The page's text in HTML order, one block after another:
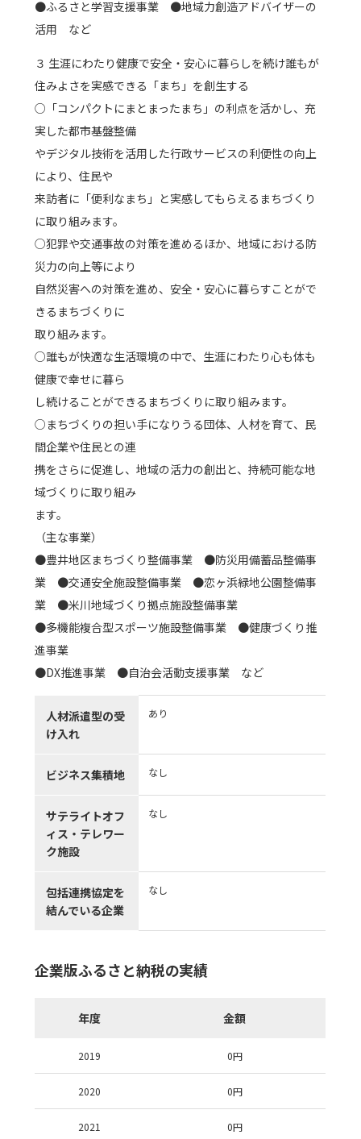
●ふるさと学習支援事業 ●地域力創造アドバイザーの
活用 など
３ 生涯にわたり健康で安全・安心に暮らしを続け誰もが
住みよさを実感できる「まち」を創生する
○「コンパクトにまとまったまち」の利点を活かし、充
実した都市基盤整備
やデジタル技術を活用した行政サービスの利便性の向上
により、住民や
来訪者に「便利なまち」と実感してもらえるまちづくり
に取り組みます。
○犯罪や交通事故の対策を進めるほか、地域における防
災力の向上等により
自然災害への対策を進め、安全・安心に暮らすことがで
きるまちづくりに
取り組みます。
○誰もが快適な生活環境の中で、生涯にわたり心も体も
健康で幸せに暮ら
し続けることができるまちづくりに取り組みます。
○まちづくりの担い手になりうる団体、人材を育て、民
間企業や住民との連
携をさらに促進し、地域の活力の創出と、持続可能な地
域づくりに取り組み
ます。
（主な事業）
●豊井地区まちづくり整備事業 ●防災用備蓄品整備事
業 ●交通安全施設整備事業 ●恋ヶ浜緑地公園整備事
業 ●米川地域づくり拠点施設整備事業
●多機能複合型スポーツ施設整備事業 ●健康づくり推
進事業
●DX推進事業 ●自治会活動支援事業 など
人材派遣型の受
け入れ
あり
ビジネス集積地 なし
サテライトオフ
ィス・テレワー
ク施設
なし
包括連携協定を
結んでいる企業
なし
企業版ふるさと納税の実績
年度 金額
2019 0円
2020 0円
2021 0円